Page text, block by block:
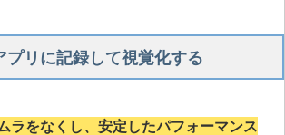
プリに記録して視覚化する
ラをなくし、安定したパフォーマンス